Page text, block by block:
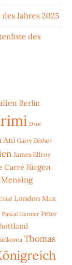
Jahres 2025
des
Berlin
Dror
Ani Garry Disher
James Ellroy
Carré Jürgen
Mensing
London Max
Pascal Garnier Peter
Thomas